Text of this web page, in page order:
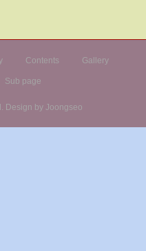
Contents Gallery
Sub page
Design by Joongseo